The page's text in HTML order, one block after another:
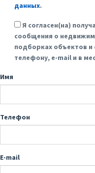
данных.
Я согласен(на)
сообщения о
подборках объектов
телефону, e-mail и в
Имя
Телефон
E-mail